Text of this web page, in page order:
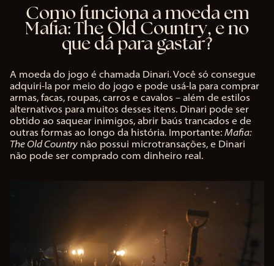
Como funciona a moeda em
Mafia: The Old Country, e no
que dá para gastar?
A moeda do jogo é chamada Dinari. Você só consegue
adquiri-la por meio do jogo e pode usá-la para comprar
armas, facas, roupas, carros e cavalos – além de estilos
alternativos para muitos desses itens. Dinari pode ser
obtido ao saquear inimigos, abrir baús trancados e de
outras formas ao longo da história. Importante: Mafia:
The Old Country não possui microtransações, e Dinari
não pode ser comprado com dinheiro real.